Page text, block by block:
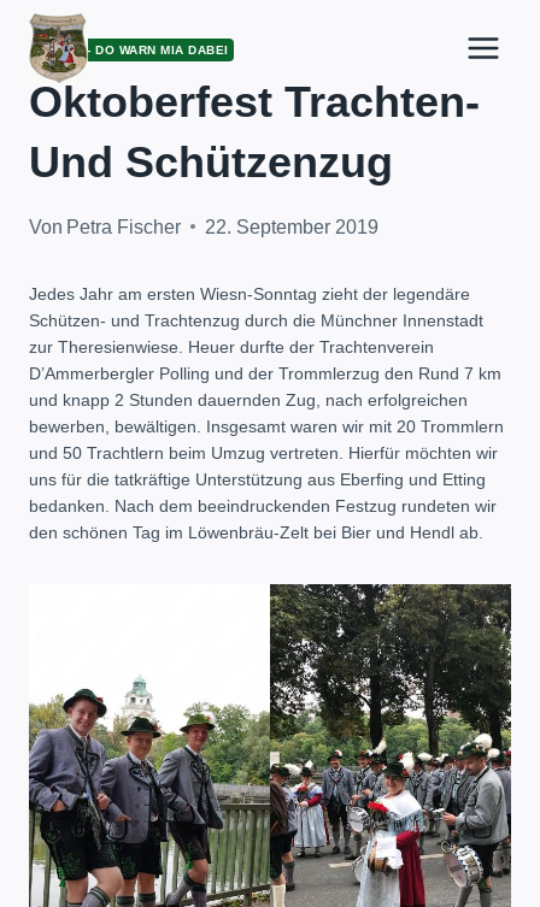
Zum
Inhalt
springen
ARCHIV - DO WARN MIA DABEI
Oktoberfest Trachten-
Und Schützenzug
Von Petra Fischer 22. September 2019
Jedes Jahr am ersten Wiesn-Sonntag zieht der legendäre
Schützen- und Trachtenzug durch die Münchner Innenstadt
zur Theresienwiese. Heuer durfte der Trachtenverein
D’Ammerbergler Polling und der Trommlerzug den Rund 7 km
und knapp 2 Stunden dauernden Zug, nach erfolgreichen
bewerben, bewältigen. Insgesamt waren wir mit 20 Trommlern
und 50 Trachtlern beim Umzug vertreten. Hierfür möchten wir
uns für die tatkräftige Unterstützung aus Eberfing und Etting
bedanken. Nach dem beeindruckenden Festzug rundeten wir
den schönen Tag im Löwenbräu-Zelt bei Bier und Hendl ab.